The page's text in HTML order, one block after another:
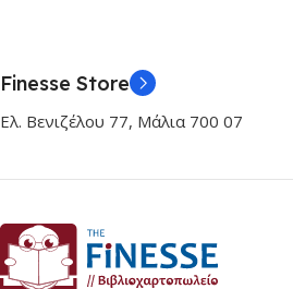
Finesse Store
Ελ. Βενιζέλου 77, Μάλια 700 07